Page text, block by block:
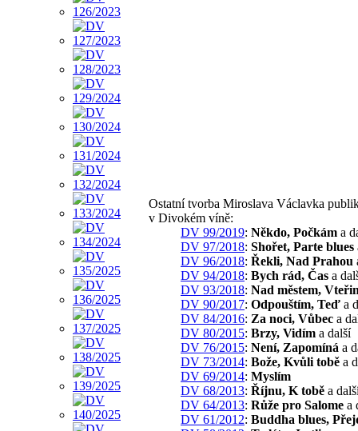
Ostatní tvorba Miroslava Václavka
v Divokém víně:
DV 99/2019: Někdo, Počkám a
DV 97/2018: Shořet, Parte blues
DV 96/2018: Řekli, Nad Prahou
DV 94/2018: Bych rád, Čas a
DV 93/2018: Nad městem,
DV 90/2017: Odpouštím, Teď a
DV 84/2016: Za noci, Vůbec a
DV 80/2015: Brzy, Vidím a další
DV 76/2015: Není, Zapomíná a
DV 73/2014: Bože, Kvůli tobě a
DV 69/2014: Myslím
DV 68/2013: Říjnu, K tobě a
DV 64/2013: Růže pro Salome a
DV 61/2012: Buddha blues,